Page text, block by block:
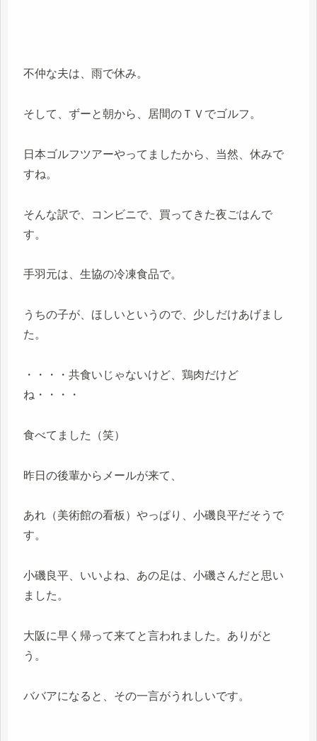
不仲な夫は、雨で休み。
そして、ずーと朝から、居間のＴＶでゴルフ。
日本ゴルフツアーやってましたから、当然、休みで
すね。
そんな訳で、コンビニで、買ってきた夜ごはんで
す。
手羽元は、生協の冷凍食品で。
うちの子が、ほしいというので、少しだけあげまし
た。
・・・・共食いじゃないけど、鶏肉だけど
ね・・・・
食べてました（笑）
昨日の後輩からメールが来て、
あれ（美術館の看板）やっぱり、小磯良平だそうで
す。
小磯良平、いいよね、あの足は、小磯さんだと思い
ました。
大阪に早く帰って来てと言われました。ありがと
う。
ババアになると、その一言がうれしいです。